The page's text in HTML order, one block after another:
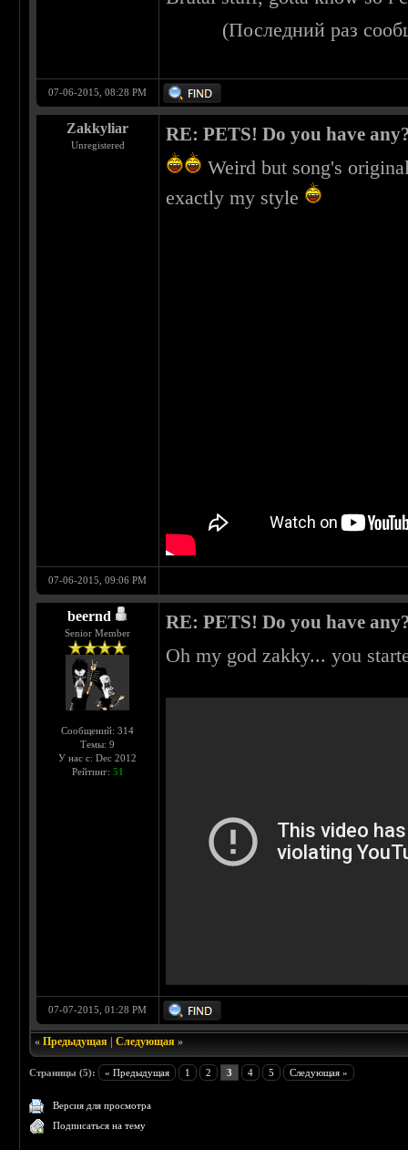
(Последний раз
07-06-2015, 08:28 PM
Zakkyliar
Unregistered
RE: PETS! Do you have
Weird but song's
exactly my style
07-06-2015, 09:06 PM
beernd
Senior Member
Сообщений: 314
Темы: 9
У нас с: Dec 2012
Рейтинг: 51
RE: PETS! Do you have
Oh my god zakky... you
07-07-2015, 01:28 PM
«Предыдущая |Следующая »
Страницы (5): « Предыдущая 1 2 3 4 5 Следующая »
Версия для просмотра
Подписаться на тему